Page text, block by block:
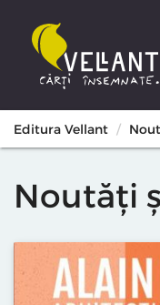
Editura Vellant
Noutăți